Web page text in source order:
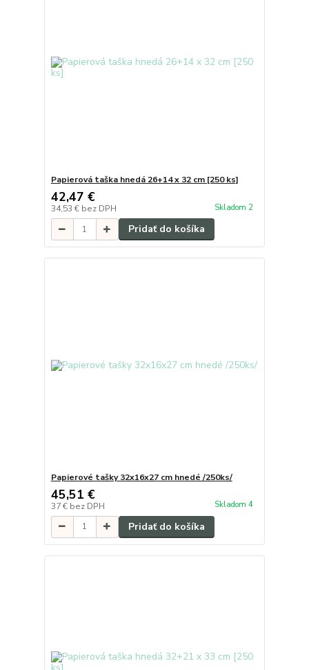
Papierová taška hnedá 26+14 x 32 cm [250 ks]
42,47 €
34,53 € bez DPH Skladom 2
Pridať do košíka
Papierové tašky 32x16x27 cm hnedé /250ks/
45,51 €
37 € bez DPH Skladom 4
Pridať do košíka